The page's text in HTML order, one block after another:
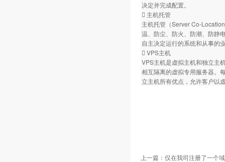
决定并完成配置。
 主机托管
主机托管（Server Co-
温、防尘、防火、防潮、防静
自主决定运行的系统和从事的
 VPS主机
VPS主机是虚拟主机和独立主
相互隔离的虚拟专用服务器。
立主机所有优点，允许客户以
上一篇： 仅在我司注册了一个